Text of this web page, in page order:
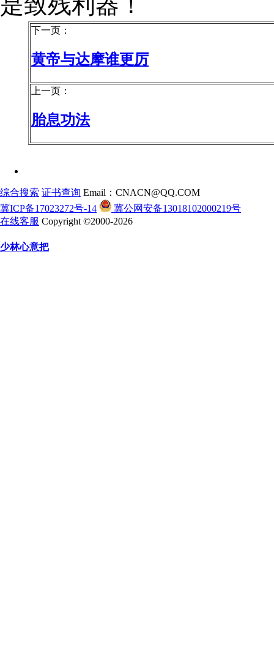
下一页：
黄帝与达摩谁更厉
上一页：
胎息功法
综合搜索 证书查询 Email：CNACN@QQ.COM
冀ICP备17023272号-14
冀公网安备13018102000219号
在线客服 Copyright ©2000-2026
少林心意把